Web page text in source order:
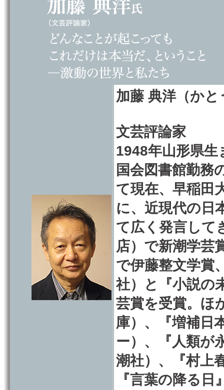
加藤 典洋（か
文芸評論家
1948年山形県生
国会図書館勤務
て現在、早稲田
に、近現代の日
て広く発言して
店）で新潮学芸
で伊藤整文学賞
社）と『小説の
芸賞を受賞。ほ
庫）、『増補日
ー）、『人類が
潮社）、『村上
『言葉の降る